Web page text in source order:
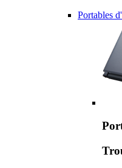
Portables